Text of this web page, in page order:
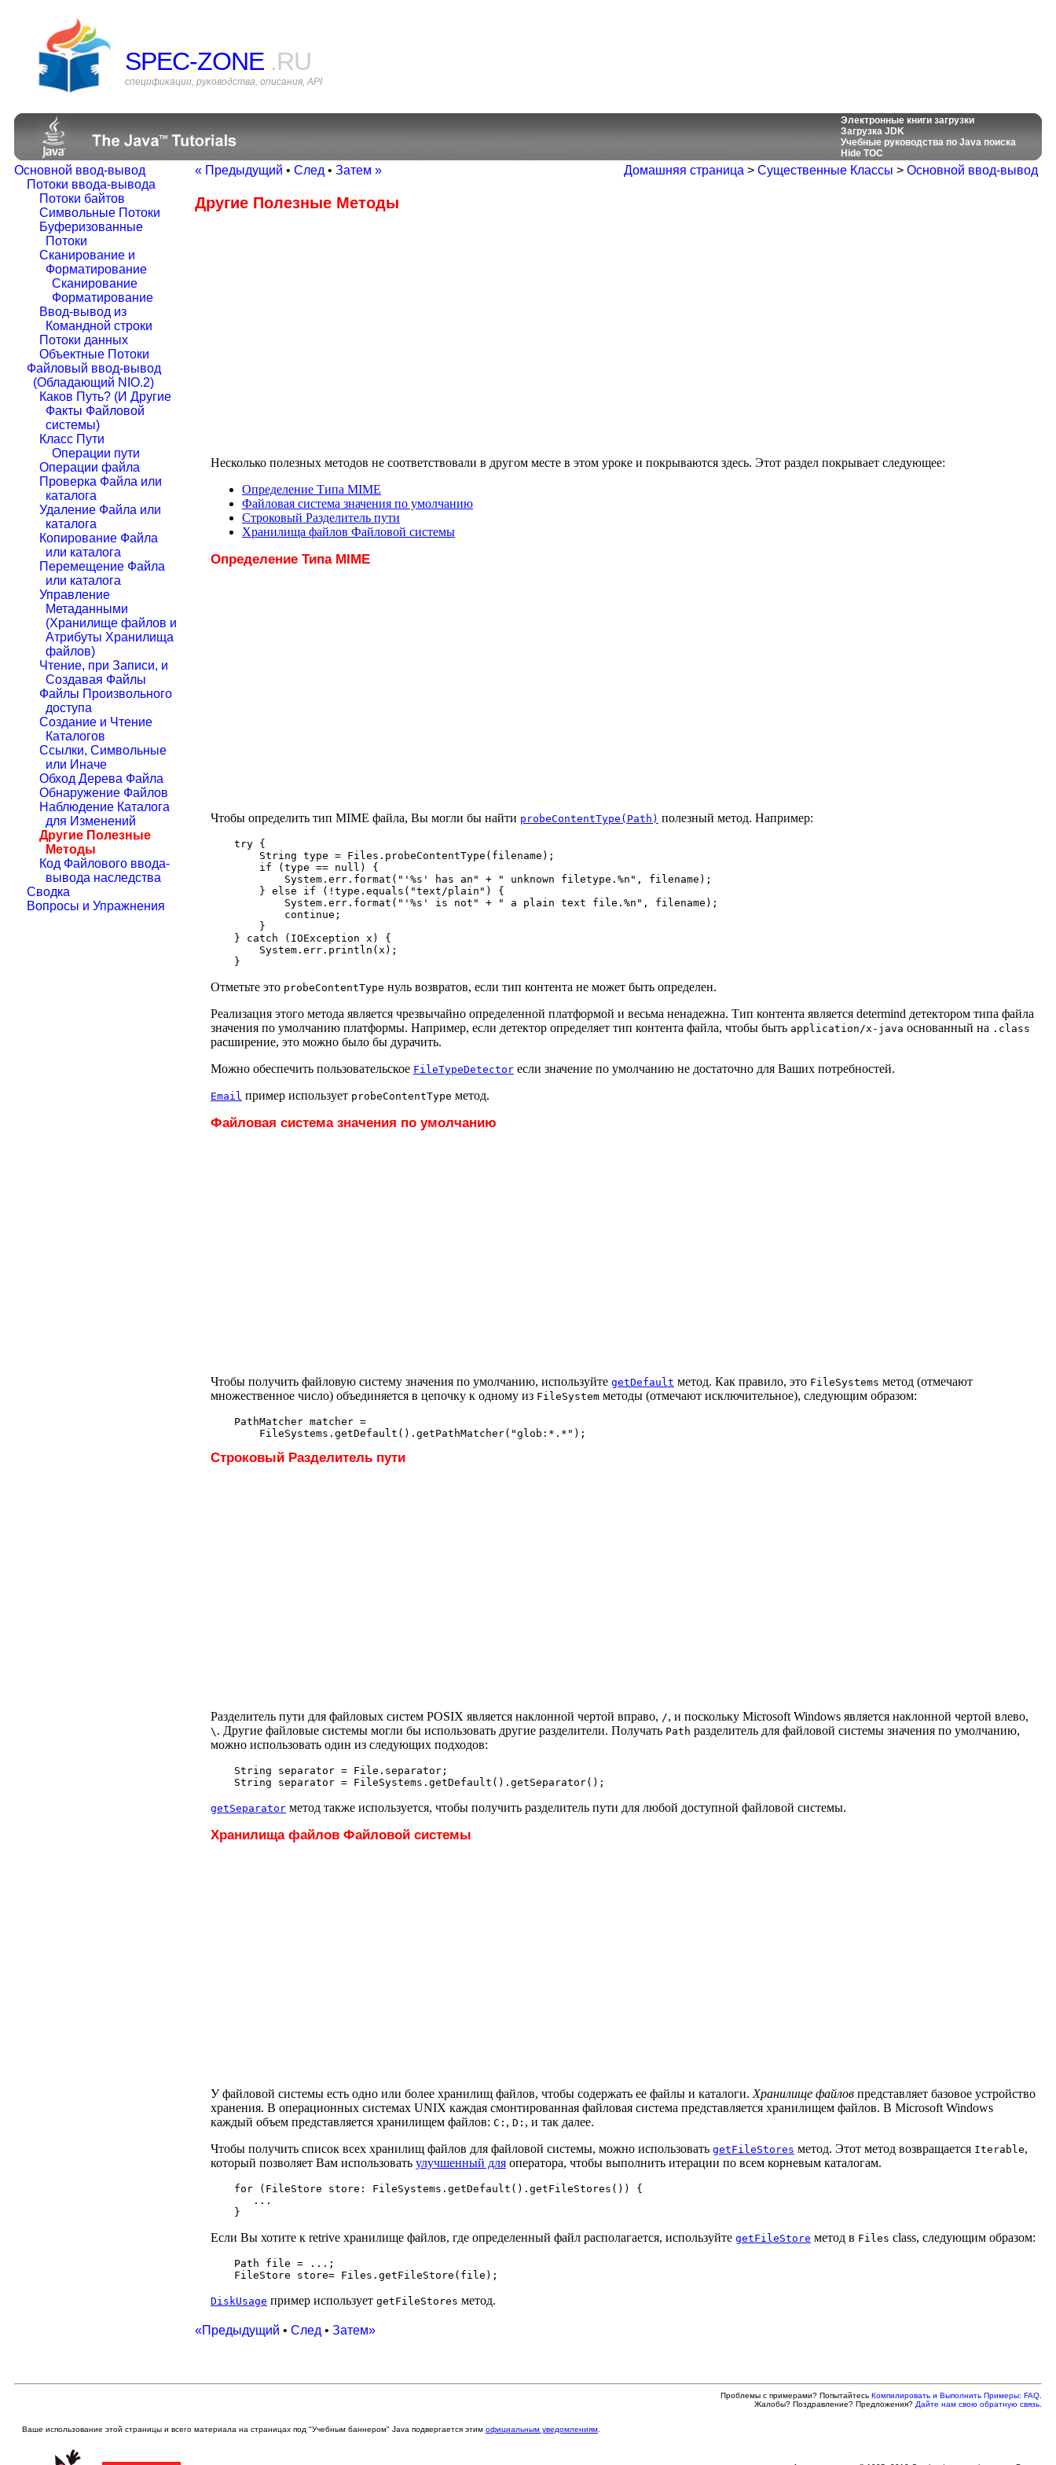
SPEC-ZONE .RU
спецификации, руководства, описания, API
Электронные книги загрузки
Загрузка JDK
Учебные руководства по Java поиска
Hide TOC
Основной ввод-вывод
Потоки ввода-вывода
Потоки байтов
Символьные Потоки
Буферизованные
Потоки
Сканирование и
Форматирование
Сканирование
Форматирование
Ввод-вывод из
Командной строки
Потоки данных
Объектные Потоки
Файловый ввод-вывод
(Обладающий NIO.2)
Каков Путь? (И Другие
Факты Файловой
системы)
Класс Пути
Операции пути
Операции файла
Проверка Файла или
каталога
Удаление Файла или
каталога
Копирование Файла
или каталога
Перемещение Файла
или каталога
Управление
Метаданными
(Хранилище файлов и
Атрибуты Хранилища
файлов)
Чтение, при Записи, и
Создавая Файлы
Файлы Произвольного
доступа
Создание и Чтение
Каталогов
Ссылки, Символьные
или Иначе
Обход Дерева Файла
Обнаружение Файлов
Наблюдение Каталога
для Изменений
Другие Полезные
Методы
Код Файлового ввода-
вывода наследства
Сводка
Вопросы и Упражнения
Домашняя страница > Существенные Классы > Основной ввод-вывод
« Предыдущий • След • Затем »
Другие Полезные Методы
Несколько полезных методов не соответствовали в другом месте в этом уроке и покрываются здесь. Этот раздел покрывает следующее:
Определение Типа MIME
Файловая система значения по умолчанию
Строковый Разделитель пути
Хранилища файлов Файловой системы
Определение Типа MIME
Чтобы определить тип MIME файла, Вы могли бы найти probeContentType(Path) полезный метод. Например:
try {
    String type = Files.probeContentType(filename);
    if (type == null) {
        System.err.format("'%s' has an" + " unknown filetype.%n", filename);
    } else if (!type.equals("text/plain") {
        System.err.format("'%s' is not" + " a plain text file.%n", filename);
        continue;
    }
} catch (IOException x) {
    System.err.println(x);
Отметьте это probeContentType нуль возвратов, если тип контента не может быть определен.
Реализация этого метода является чрезвычайно определенной платформой и весьма ненадежна. Тип контента является determind детектором типа файла
значения по умолчанию платформы. Например, если детектор определяет тип контента файла, чтобы быть application/x-java основанный на .class
расширение, это можно было бы дурачить.
Можно обеспечить пользовательское FileTypeDetector если значение по умолчанию не достаточно для Ваших потребностей.
Email пример использует probeContentType метод.
Файловая система значения по умолчанию
Чтобы получить файловую систему значения по умолчанию, используйте getDefault метод. Как правило, это FileSystems метод (отмечают
множественное число) объединяется в цепочку к одному из FileSystem методы (отмечают исключительное), следующим образом:
PathMatcher matcher =
Строковый Разделитель пути
Разделитель пути для файловых систем POSIX является наклонной чертой вправо, /, и поскольку Microsoft Windows является наклонной чертой влево,
\ . Другие файловые системы могли бы использовать другие разделители. Получать Path разделитель для файловой системы значения по умолчанию,
можно использовать один из следующих подходов:
String separator = File.separator;
getSeparator метод также используется, чтобы получить разделитель пути для любой доступной файловой системы.
Хранилища файлов Файловой системы
У файловой системы есть одно или более хранилищ файлов, чтобы содержать ее файлы и каталоги. Хранилище файлов представляет базовое устройство
хранения. В операционных системах UNIX каждая смонтированная файловая система представляется хранилищем файлов. В Microsoft Windows
каждый объем представляется хранилищем файлов: C: , D: , и так далее.
Чтобы получить список всех хранилищ файлов для файловой системы, можно использовать getFileStores метод. Этот метод возвращается Iterable,
который позволяет Вам использовать улучшенный для оператора, чтобы выполнить итерации по всем корневым каталогам.
for (FileStore store: FileSystems.getDefault().getFileStores()) {
   ...
Если Вы хотите к retrive хранилище файлов, где определенный файл располагается, используйте getFileStore метод в Files class, следующим образом:
Path file = ...;
DiskUsage пример использует getFileStores метод.
«Предыдущий • След • Затем»
Проблемы с примерами? Попытайтесь Компилировать и Выполнить Примеры: FAQ.
Жалобы? Поздравление? Предложения? Дайте нам свою обратную связь.
Ваше использование этой страницы и всего материала на страницах под "Учебным баннером" Java подвергается этим официальным уведомлениям.